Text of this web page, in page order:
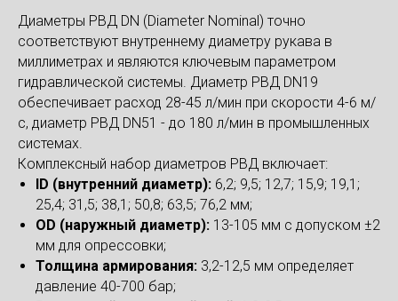
Диаметры РВД DN (Diameter Nominal) точно
соответствуют внутреннему диаметру рукава в
миллиметрах и являются ключевым параметром
гидравлической системы. Диаметр РВД DN19
обеспечивает расход 28-45 л/мин при скорости 4-6 м/
с, диаметр РВД DN51 - до 180 л/мин в промышленных
системах.
Комплексный набор диаметров РВД включает:
ID (внутренний диаметр): 6,2; 9,5; 12,7; 15,9; 19,1;
25,4; 31,5; 38,1; 50,8; 63,5; 76,2 мм;
OD (наружный диаметр): 13-105 мм с допуском ±2
мм для опрессовки;
Толщина армирования: 3,2-12,5 мм определяет
давление 40-700 бар;